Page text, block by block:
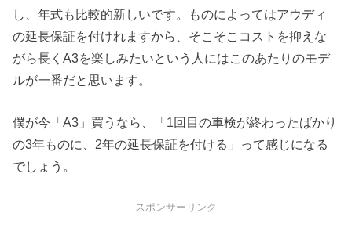
し、年式も比較的新しいです。ものによってはアウディ
の延長保証を付けれますから、そこそこコストを抑えな
がら長くA3を楽しみたいという人にはこのあたりのモデ
ルが一番だと思います。
僕が今「A3」買うなら、「1回目の車検が終わったばかり
の3年ものに、2年の延長保証を付ける」って感じになる
でしょう。
スポンサーリンク